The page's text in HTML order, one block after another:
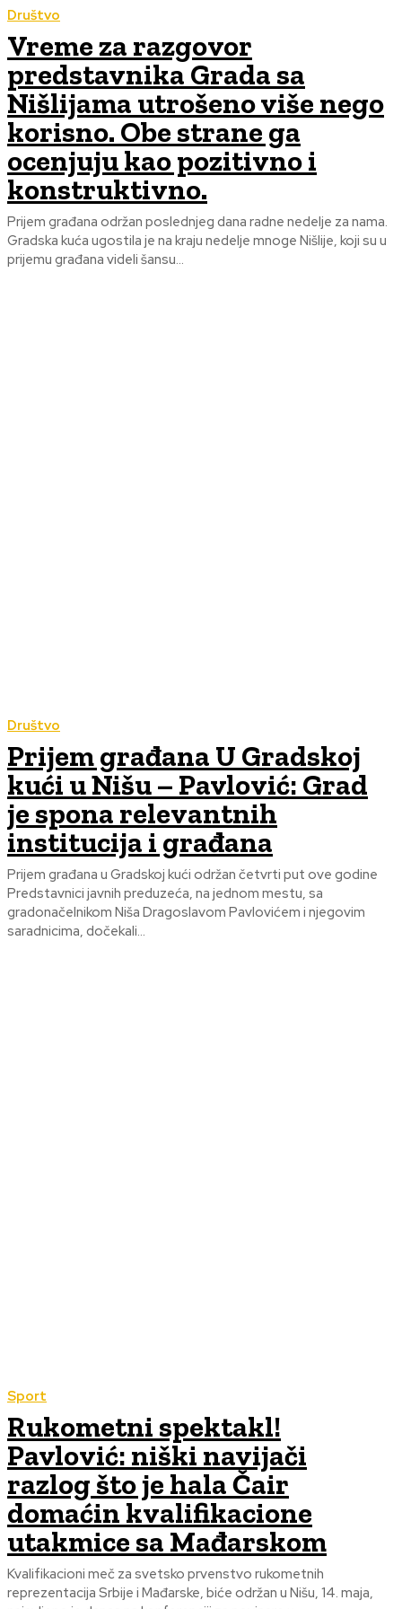
Društvo
Vreme za razgovor
predstavnika Grada sa
Nišlijama utrošeno više nego
korisno. Obe strane ga
ocenjuju kao pozitivno i
konstruktivno.
Prijem građana održan poslednjeg dana radne nedelje za nama.
Gradska kuća ugostila je na kraju nedelje mnoge Nišlije, koji su u
prijemu građana videli šansu...
Društvo
Prijem građana U Gradskoj
kući u Nišu – Pavlović: Grad
je spona relevantnih
institucija i građana
Prijem građana u Gradskoj kući održan četvrti put ove godine
Predstavnici javnih preduzeća, na jednom mestu, sa
gradonačelnikom Niša Dragoslavom Pavlovićem i njegovim
saradnicima, dočekali...
Sport
Rukometni spektakl!
Pavlović: niški navijači
razlog što je hala Čair
domaćin kvalifikacione
utakmice sa Mađarskom
Kvalifikacioni meč za svetsko prvenstvo rukometnih
reprezentacija Srbije i Mađarske, biće održan u Nišu, 14. maja,